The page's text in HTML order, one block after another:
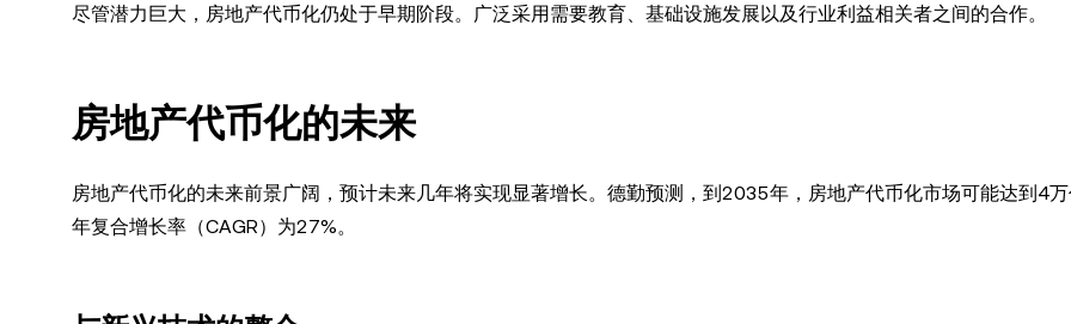
尽管潜力巨大，房地产代币化仍处于早期阶段。广泛采用需要教育、基础设施发展以及行业利益相关者之间的合作。
房地产代币化的未来
房地产代币化的未来前景广阔，预计未来几年将实现显著增长。德勤预测，到2035年，房地产代币化市场可能达到4
年复合增长率（CAGR）为27%。